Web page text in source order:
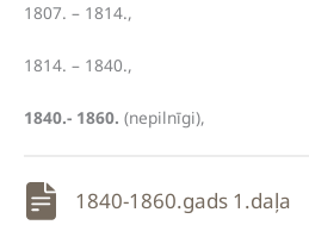
1807. – 1814.,
1814. – 1840.,
1840.- 1860. (nepilnīgi),
1840-1860.gads 1.daļa